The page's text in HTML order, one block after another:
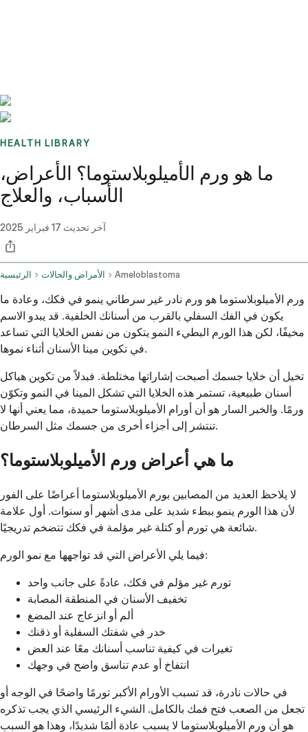
HEALTH LIBRARY
ما هو ورم الأميلوبلاستوما؟ الأعراض،
الأسباب، والعلاج
آخر تحديث 17 فبراير 2025
الرئيسية الأمراض والحالات Ameloblastoma
ورم الأميلوبلاستوما هو ورم نادر غير سرطاني ينمو في فكك، وعادة ما
يكون في الفك السفلي بالقرب من أسنانك الخلفية. قد يبدو الاسم
مخيفًا، لكن هذا الورم البطيء النمو يتكون من نفس الخلايا التي تساعد
في تكوين مينا الأسنان أثناء نموها.
تخيل أن خلايا جسمك أصبحت إشاراتها مختلطة. فبدلاً من تكوين هياكل
أسنان طبيعية، تستمر هذه الخلايا التي تشكل المينا في النمو وتكوّن
ورمًا. والخبر السار هو أن أورام الأميلوبلاستوما حميدة، مما يعني أنها لا
تنتشر إلى أجزاء أخرى من جسمك مثل السرطان.
ما هي أعراض ورم الأميلوبلاستوما؟
لا يلاحظ العديد من المصابين بورم الأميلوبلاستوما أعراضًا على الفور
لأن هذا الورم ينمو ببطء شديد على مدى أشهر أو سنوات. أول علامة
شائعة هي تورم أو كتلة غير مؤلمة في فكك تتضخم تدريجيًا.
فيما يلي الأعراض التي قد تواجهها مع نمو الورم:
تورم غير مؤلم في فكك، عادةً على جانب واحد
تخفيف الأسنان في المنطقة المصابة
ألم أو انزعاج عند المضغ
خدر في شفتك السفلية أو ذقنك
تغيرات في كيفية تناسب أسنانك معًا عند العض
انتفاخ أو عدم تناسق واضح في وجهك
في حالات نادرة، قد تسبب الأورام الأكبر تورمًا واضحًا في الوجه أو
تجعل من الصعب فتح فمك بالكامل. الشيء الرئيسي الذي يجب تذكره
هو أن ورم الأميلوبلاستوما لا يسبب عادة ألمًا شديدًا، وهذا هو السبب